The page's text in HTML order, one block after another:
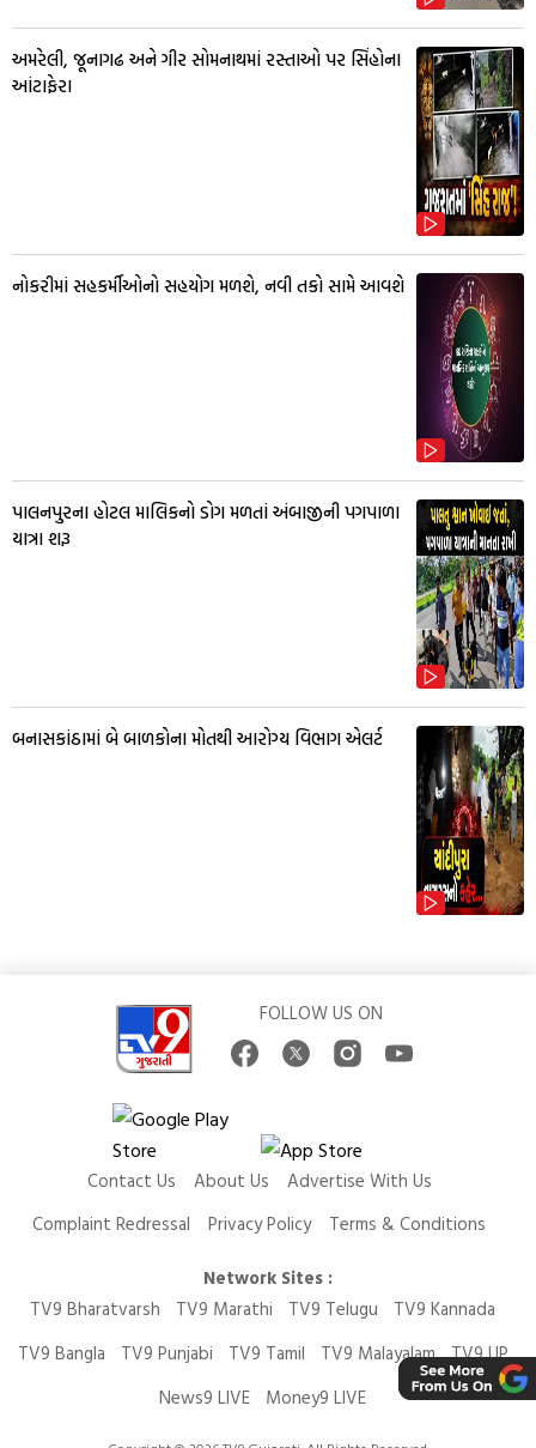
અમરેલી, જૂનાગઢ અને ગીર સોમનાથમાં રસ્તાઓ પર સિંહોના
આંટાફેરા
નોકરીમાં સહકર્મીઓનો સહયોગ મળશે, નવી તકો સામે આવશે
પાલનપુરના હોટલ માલિકનો ડોગ મળતાં અંબાજીની પગપાળા
યાત્રા શરૂ
બનાસકાંઠામાં બે બાળકોના મોતથી આરોગ્ય વિભાગ એલર્ટ
FOLLOW US ON
Contact Us About Us
Advertise With Us
Complaint Redressal
Privacy Policy
Terms & Conditions
Network Sites :
TV9 Bharatvarsh
TV9 Marathi TV9 Telugu
TV9 Kannada
TV9 Bangla
TV9 Punjabi TV9 Tamil TV9 Malayalam TV9 UP
News9 LIVE
Money9 LIVE